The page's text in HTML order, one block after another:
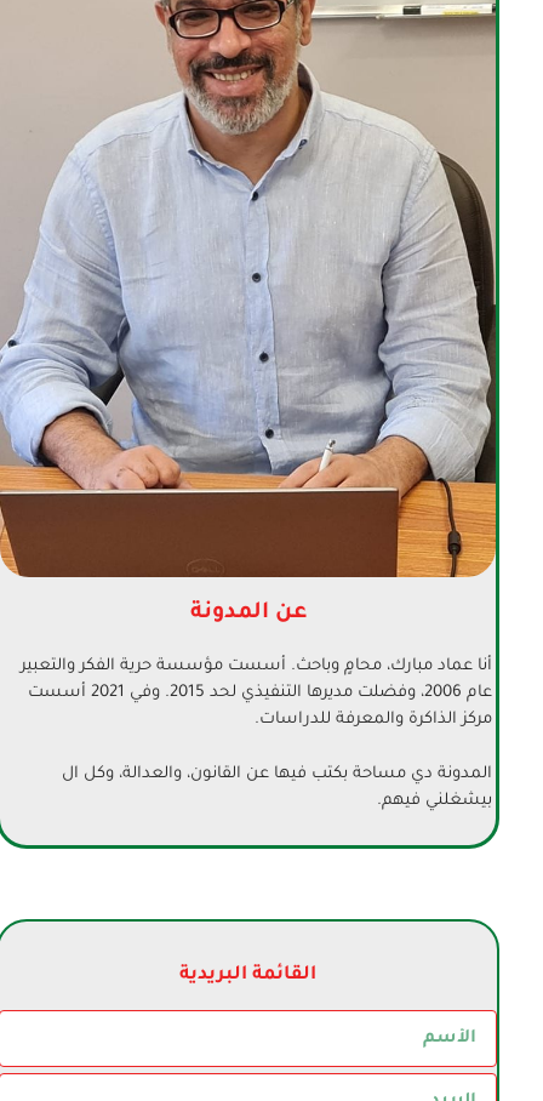
عن المدونة
أنا عماد مبارك، محامٍ وباحث. أسست مؤسسة حرية الفكر والتعبير
عام 2006، وفضلت مديرها التنفيذي لحد 2015. وفي 2021 أسست
مركز الذاكرة والمعرفة للدراسات.
المدونة دي مساحة بكتب فيها عن القانون، والعدالة، وكل ال
بيشغلني فيهم.
القائمة البريدية